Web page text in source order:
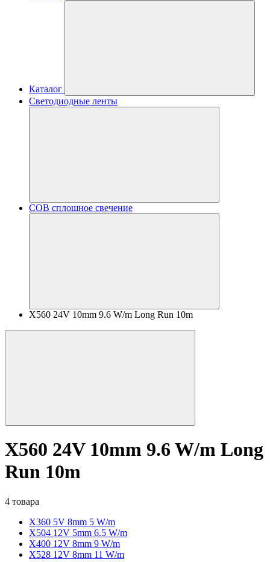
Каталог
Светодиодные ленты
COB сплошное свечение
X560 24V 10mm 9.6 W/m Long Run 10m
X560 24V 10mm 9.6 W/m Long
Run 10m
4 товара
X360 5V 8mm 5 W/m
X504 12V 5mm 6.5 W/m
X400 12V 8mm 9 W/m
X528 12V 8mm 11 W/m